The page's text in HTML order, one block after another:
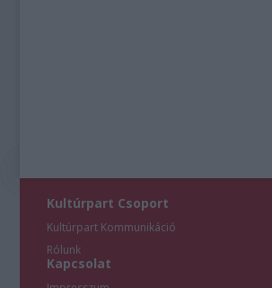
Kultúrpart Csoport
Kultúrpart Kommunikáció
Rólunk
Kapcsolat